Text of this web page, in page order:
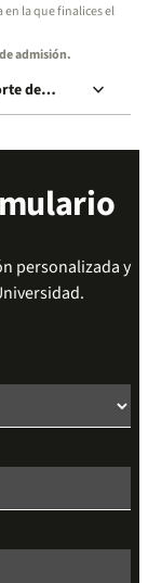
en la que finalices el
admisión.
de
keyboard_arrow_down
personalizada y